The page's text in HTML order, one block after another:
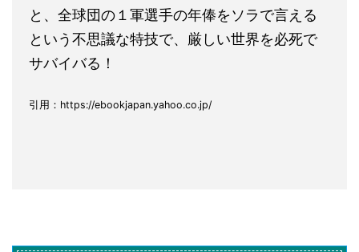
と、全球団の１軍選手の年俸をソラで言える
という不思議な特技で、厳しい世界を必死で
サバイバる！
引用：https://ebookjapan.yahoo.co.jp/